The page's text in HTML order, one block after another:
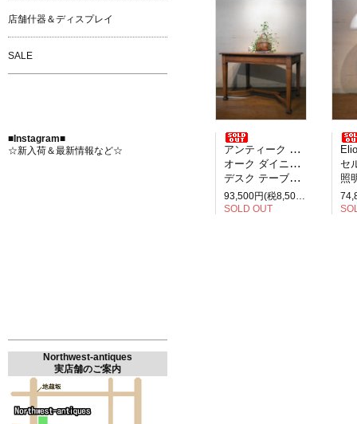
アンティーク イギリス製
オーク ダイニングテーブル
デスク テーブル 2人掛け
93,500円(税8,500円)
SOLD OUT
Elio
セル
照明
店舗什器＆ディスプレイ
SALE
■Instagram■
☆新入荷＆最新情報など☆
Northwest-antiques
実店舗のご案内